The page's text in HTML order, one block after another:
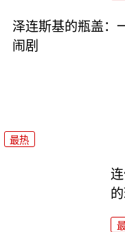
泽连斯基的瓶盖：
闹剧
最热